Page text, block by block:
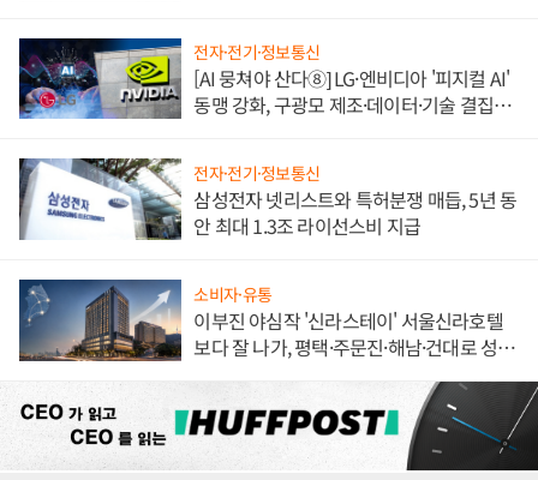
전자·전기·정보통신
[AI 뭉쳐야 산다⑧] LG·엔비디아 '피지컬 AI'
동맹 강화, 구광모 제조·데이터·기술 결집
전자·전기·정보통신
삼성전자 넷리스트와 특허분쟁 매듭, 5년 동
안 최대 1.3조 라이선스비 지급
소비자·유통
이부진 야심작 '신라스테이' 서울신라호텔
보다 잘 나가, 평택·주문진·해남·건대로 성